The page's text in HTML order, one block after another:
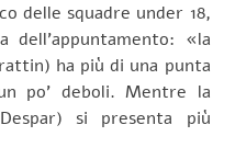
delle squadre under 18,
dell’appuntamento: «la
ha più di una punta
po’ deboli. Mentre la
si presenta più